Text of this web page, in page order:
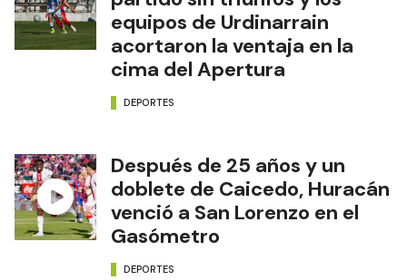
equipos de Urdinarrain
acortaron la ventaja en la
cima del Apertura
DEPORTES
Después de 25 años y un
doblete de Caicedo, Huracán
venció a San Lorenzo en el
Gasómetro
DEPORTES